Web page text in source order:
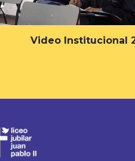
Video Institucional